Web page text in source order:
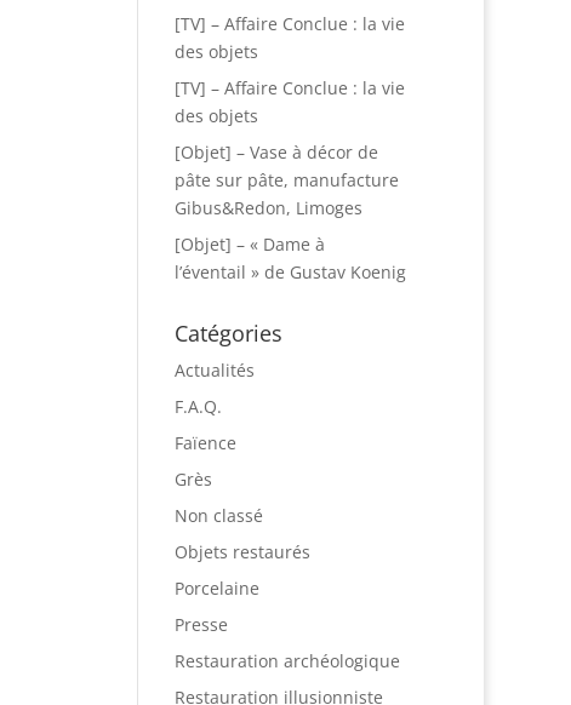
[TV] – Affaire Conclue : la vie
des objets
[TV] – Affaire Conclue : la vie
des objets
[Objet] – Vase à décor de
pâte sur pâte, manufacture
Gibus&Redon, Limoges
[Objet] – « Dame à
l’éventail » de Gustav Koenig
Catégories
Actualités
F.A.Q.
Faïence
Grès
Non classé
Objets restaurés
Porcelaine
Presse
Restauration archéologique
Restauration illusionniste